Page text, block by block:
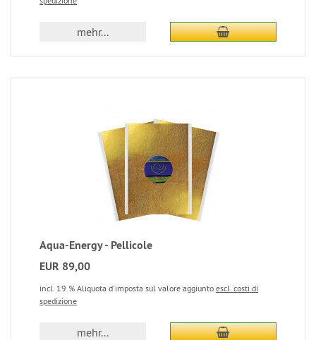
mehr...
Aqua-Energy - Pellicole
EUR 89,00
incl. 19 % Aliquota d'imposta sul valore aggiunto escl. costi di
spedizione
mehr...